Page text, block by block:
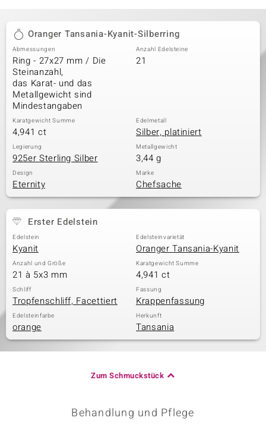
Classics
Oranger Tansania-Kyanit-Silberring
Abmessungen
Ring - 27x27 mm / Die
Steinanzahl,
das Karat- und das
Metallgewicht sind
Mindestangaben
Anzahl Edelsteine
21
Karatgewicht Summe
4,941 ct
Edelmetall
Silber, platiniert
Legierung
925er Sterling Silber
Metallgewicht
3,44 g
Design
Eternity
Marke
Chefsache
Erster Edelstein
Edelstein
Kyanit
Edelsteinvarietät
Oranger Tansania-Kyanit
Anzahl und Größe
21 à 5x3 mm
Karatgewicht Summe
4,941 ct
Schliff
Tropfenschliff, Facettiert
Fassung
Krappenfassung
Edelsteinfarbe
orange
Herkunft
Tansania
Zum Schmuckstück
Behandlung und Pflege